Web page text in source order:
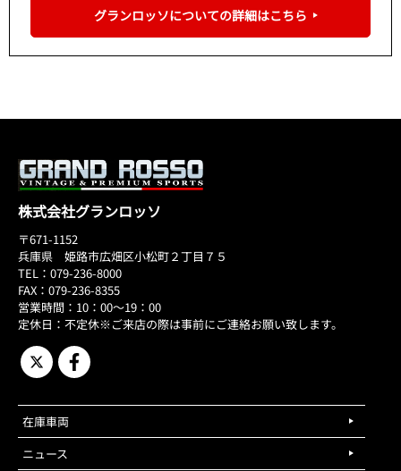
グランロッソについての詳細はこちら
株式会社グランロッソ
〒671-1152
兵庫県 姫路市広畑区小松町２丁目７５
TEL：079-236-8000
FAX：079-236-8355
営業時間：10：00～19：00
定休日：不定休※ご来店の際は事前にご連絡お願い致します。
在庫車両
ニュース